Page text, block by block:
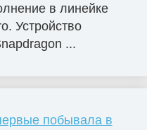
в линейке
Устройство
...
побывала в